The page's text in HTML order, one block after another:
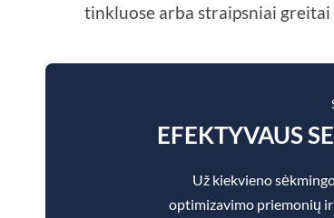
tinkluose arba straipsniai
EFEKTYVAUS
Už kiekvieno
optimizavimo priemonių